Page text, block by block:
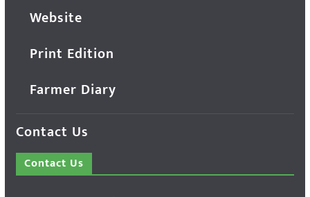
Website
Print Edition
Farmer Diary
Contact Us
Contact Us